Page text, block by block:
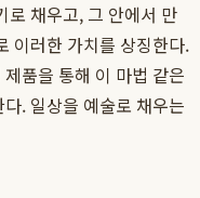
로 채우고, 그 안에서 만
이러한 가치를 상징한다.
품을 통해 이 마법 같은
. 일상을 예술로 채우는